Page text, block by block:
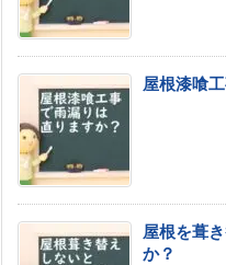
屋根漆喰
屋根を葺
か？